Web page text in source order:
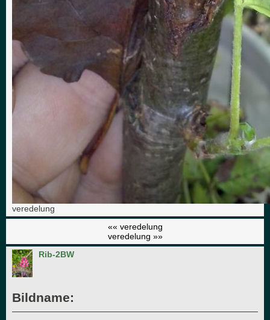
veredelung
«« veredelung
veredelung »»
Rib-2BW
Bildname: